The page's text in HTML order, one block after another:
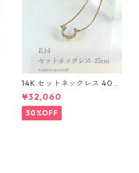
14K セットネックレス 40〜
45cm 1mm
¥32,060
30%OFF